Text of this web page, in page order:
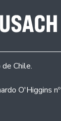
Chile.
O'Higgins nº